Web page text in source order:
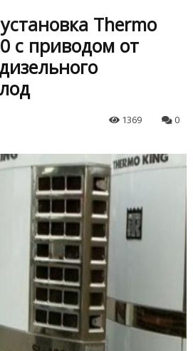
Thermo
с приводом от
1369 0